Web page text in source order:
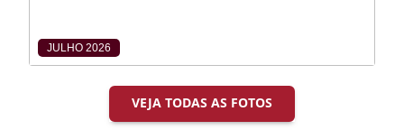
JULHO 2026
VEJA TODAS AS FOTOS